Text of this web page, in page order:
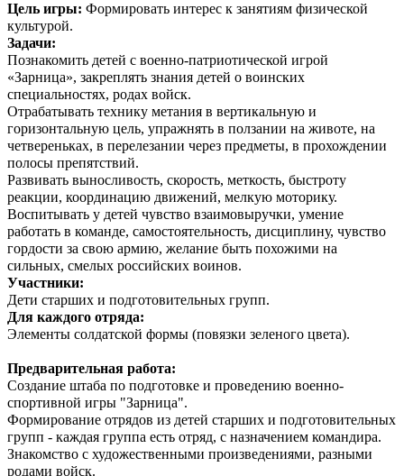
Цель игры: Формировать интерес к занятиям физической
культурой.
Задачи:
Познакомить детей с военно-патриотической игрой
«Зарница», закреплять знания детей о воинских
специальностях, родах войск.
Отрабатывать технику метания в вертикальную и
горизонтальную цель, упражнять в ползании на животе, на
четвереньках, в перелезании через предметы, в прохождении
полосы препятствий.
Развивать выносливость, скорость, меткость, быстроту
реакции, координацию движений, мелкую моторику.
Воспитывать у детей чувство взаимовыручки, умение
работать в команде, самостоятельность, дисциплину, чувство
гордости за свою армию, желание быть похожими на
сильных, смелых российских воинов.
Участники:
Дети старших и подготовительных групп.
Для каждого отряда:
Элементы солдатской формы (повязки зеленого цвета).
Предварительная работа:
Создание штаба по подготовке и проведению военно-
спортивной игры "Зарница".
Формирование отрядов из детей старших и подготовительных
групп - каждая группа есть отряд, с назначением командира.
Знакомство с художественными произведениями, разными
родами войск.